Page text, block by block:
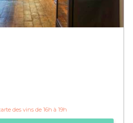
des vins de 16h à 19h